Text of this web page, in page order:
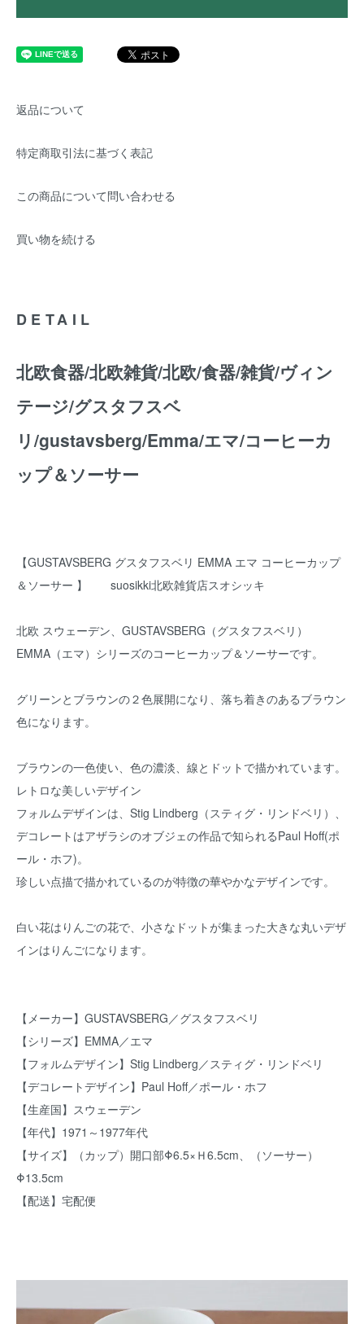
返品について
特定商取引法に基づく表記
この商品について問い合わせる
買い物を続ける
DETAIL
北欧食器/北欧雑貨/北欧/食器/雑貨/ヴィン
テージ/グスタフスベ
リ/gustavsberg/Emma/エマ/コーヒーカ
ップ＆ソーサー
【GUSTAVSBERG グスタフスベリ EMMA エマ コーヒーカップ
＆ソーサー 】 suosikki北欧雑貨店スオシッキ
北欧 スウェーデン、GUSTAVSBERG（グスタフスベリ）
EMMA（エマ）シリーズのコーヒーカップ＆ソーサーです。
グリーンとブラウンの２色展開になり、落ち着きのあるブラウン
色になります。
ブラウンの一色使い、色の濃淡、線とドットで描かれています。
レトロな美しいデザイン
フォルムデザインは、Stig Lindberg（スティグ・リンドベリ）、
デコレートはアザラシのオブジェの作品で知られるPaul Hoff(ポ
ール・ホフ)。
珍しい点描で描かれているのが特徴の華やかなデザインです。
白い花はりんごの花で、小さなドットが集まった大きな丸いデザ
インはりんごになります。
【メーカー】GUSTAVSBERG／グスタフスベリ
【シリーズ】EMMA／エマ
【フォルムデザイン】Stig Lindberg／スティグ・リンドベリ
【デコレートデザイン】Paul Hoff／ポール・ホフ
【生産国】スウェーデン
【年代】1971～1977年代
【サイズ】（カップ）開口部Φ6.5×Ｈ6.5cm、（ソーサー）
Φ13.5cm
【配送】宅配便